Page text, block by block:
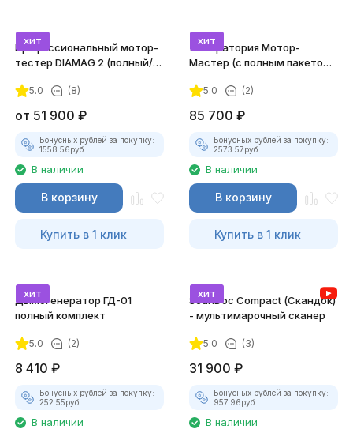
хит
Профессиональный мотор-
тестер DIAMAG 2 (полный/
5.0 (8)
от 51 900 ₽
Бонусных рублей за покупку:
1558.56руб.
В наличии
В корзину
Купить в 1 клик
хит
Лаборатория Мотор-
Мастер (с полным пакетом
5.0 (2)
85 700 ₽
Бонусных рублей за покупку:
2573.57руб.
В наличии
В корзину
Купить в 1 клик
хит
Дымогенератор ГД-01
полный комплект
5.0 (2)
8 410 ₽
Бонусных рублей за покупку:
252.55руб.
В наличии
хит
ScanDoc Compact (Скандок)
- мультимарочный сканер
5.0 (3)
31 900 ₽
Бонусных рублей за покупку:
957.96руб.
В наличии